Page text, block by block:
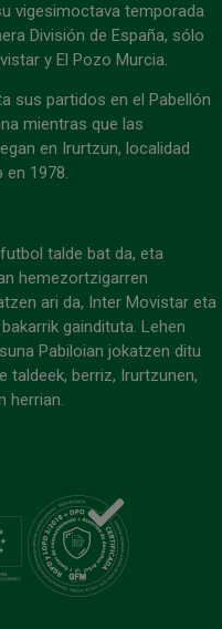
vigesimoctava temporada
División de España, sólo
y El Pozo Murcia.
sus partidos en el Pabellón
mientras que las
en Irurtzun, localidad
en 1978.
talde bat da, eta
hemezortzigarren
ari da, Inter Movistar eta
gaindituta. Lehen
Pabiloian jokatzen ditu
taldeek, berriz, Irurtzunen,
herrian.